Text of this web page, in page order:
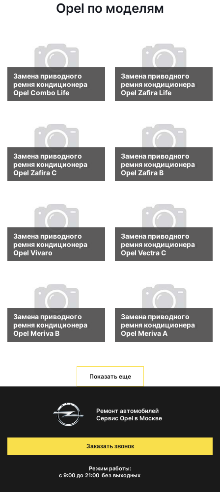
Opel по моделям
Замена приводного
ремня кондиционера
Opel Combo Life
Замена приводного
ремня кондиционера
Opel Zafira Life
Замена приводного
ремня кондиционера
Opel Zafira C
Замена приводного
ремня кондиционера
Opel Zafira B
Замена приводного
ремня кондиционера
Opel Vivaro
Замена приводного
ремня кондиционера
Opel Vectra C
Замена приводного
ремня кондиционера
Opel Meriva B
Замена приводного
ремня кондиционера
Opel Meriva A
Показать еще
Ремонт автомобилей
Сервис Opel в Москве
Режим работы:
с 9:00 до 21:00 без выходных
Заказать звонок